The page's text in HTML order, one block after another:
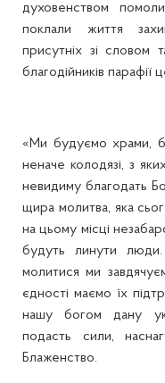
духовенством
поклали життя
присутніх зі словом
благодійників
«Ми будуємо храми,
неначе колодязі, з
невидиму благодать
щира молитва, яка
на цьому місці
будуть линути люди.
молитися ми
єдності маємо їх
нашу богом дану
подасть сили,
Блаженство.